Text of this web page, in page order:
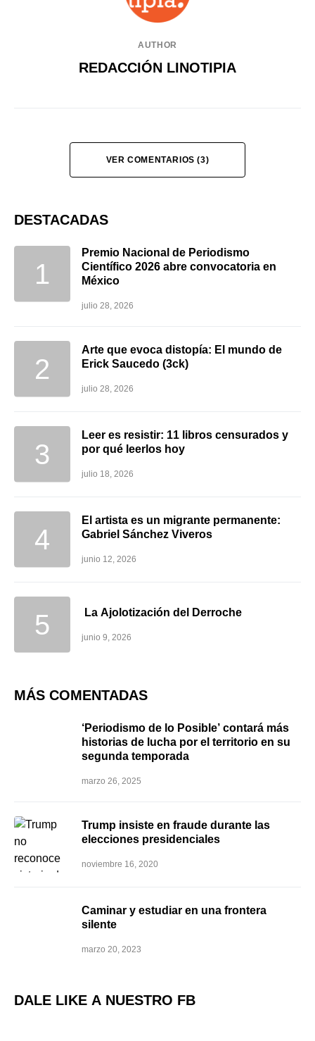
AUTHOR
REDACCIÓN LINOTIPIA
VER COMENTARIOS (3)
DESTACADAS
Premio Nacional de Periodismo
Científico 2026 abre convocatoria en
México
julio 28, 2026
Arte que evoca distopía: El mundo de
Erick Saucedo (3ck)
julio 28, 2026
Leer es resistir: 11 libros censurados y
por qué leerlos hoy
julio 18, 2026
El artista es un migrante permanente:
Gabriel Sánchez Viveros
junio 12, 2026
La Ajolotización del Derroche
junio 9, 2026
MÁS COMENTADAS
‘Periodismo de lo Posible’ contará más
historias de lucha por el territorio en su
segunda temporada
marzo 26, 2025
Trump insiste en fraude durante las
elecciones presidenciales
noviembre 16, 2020
Caminar y estudiar en una frontera
silente
marzo 20, 2023
DALE LIKE A NUESTRO FB